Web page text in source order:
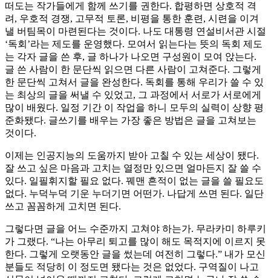
떠도는 작가들에게 함께 쓰기를 권한다. 합평하면 상호적 격
려, 우호적 경쟁, 고무적 토론, 비평을 통한 훈련, 시련을 이겨
낼 버팀목이 마련된다는 것이다. 나도 대통령 연설비서관 시절
‘독회’라는 제도를 운영했다. 모여서 읽는다는 뜻의 독회 제도
는 각자 글을 쓴 후, 글 하나가 나오면 구성원이 모여 앉는다.
글 쓴 사람이 한 문단씩 읽으면 다른 사람이 고쳐준다. 그렇게
한 문단씩 고쳐서 글을 완성한다. 독회를 통해 우리가 쓸 수 있
는 최상의 글을 써낼 수 있었고, 그 과정에서 서로가 서로에게
많이 배웠다. 일정 기간 이 작업을 하니 모두의 실력이 상향 평
준화됐다. 글쓰기를 배우는 가장 좋은 방법은 글을 고쳐보는
것이다.
이제는 인공지능의 도움까지 받아 고칠 수 있는 세상이 됐다.
잘 쓰고 싶은 마음과 고치는 열정만 있으면 얼마든지 잘 쓸 수
있다. 일필휘지할 필요 없다. 꿰맨 흔적이 없는 글을 쓸 필요도
없다. 누덕누덕 기운 누더기면 어떤가. 나답게 쓰면 된다. 일단
쓰고 꼼꼼하게 고치면 된다.
그렇다면 글을 어느 수준까지 고쳐야 하는가. 무라카미 하루키
가 그랬다. “나는 아무리 퇴고를 많이 해도 목적지에 이르지 못
한다. 그렇게 오랫동안 글을 썼는데 여전히 그렇다.” 내가 모신
분들도 적당히 이 정도면 됐다는 것은 없었다. 구역질이 나고